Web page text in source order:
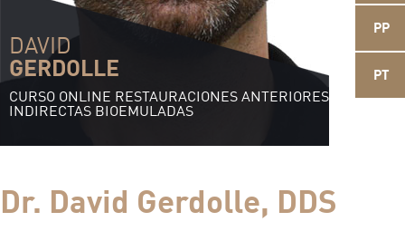
PP
PT
DAVID
GERDOLLE
CURSO ONLINE RESTAURACIONES ANTERIORES
INDIRECTAS BIOEMULADAS
Dr. David Gerdolle, DDS